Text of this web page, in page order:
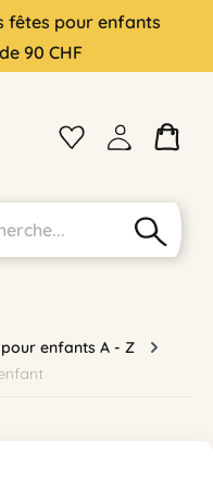
fêtes pour enfants
90 CHF
enfants A - Z